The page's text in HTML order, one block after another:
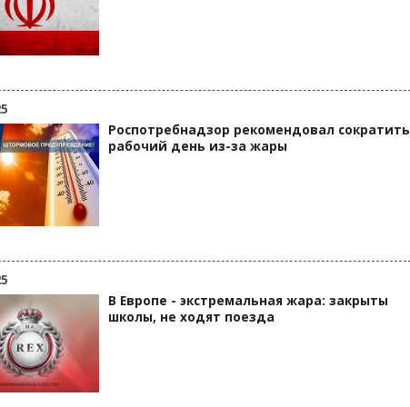
Роспотребнадзор рекомендовал сократить
рабочий день из-за жары
В Европе - экстремальная жара: закрыты
школы, не ходят поезда